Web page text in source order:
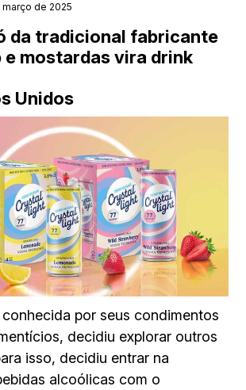
de 2025
da tradicional fabricante
e mostardas vira drink
Unidos
por seus condimentos
decidiu explorar outros
isso, decidiu entrar na
alcoólicas com o